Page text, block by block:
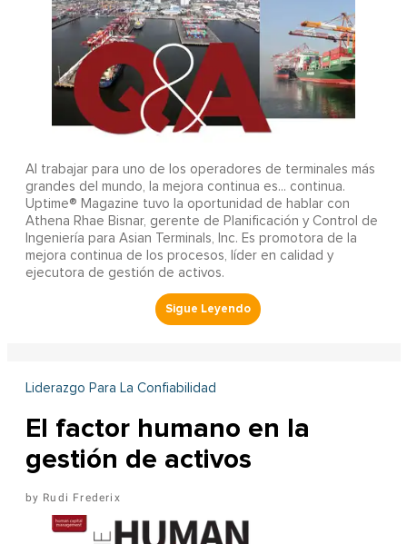
Al trabajar para uno de los operadores de terminales más
grandes del mundo, la mejora continua es... continua.
Uptime® Magazine tuvo la oportunidad de hablar con
Athena Rhae Bisnar, gerente de Planificación y Control de
Ingeniería para Asian Terminals, Inc. Es promotora de la
mejora continua de los procesos, líder en calidad y
ejecutora de gestión de activos.
Liderazgo Para La Confiabilidad
El factor humano en la
gestión de activos
Rudi Frederix